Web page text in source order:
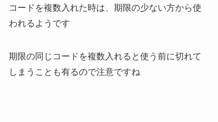
コードを複数入れた時は、期限の少ない方から使
われるようです
期限の同じコードを複数入れると使う前に切れて
しまうことも有るので注意ですね